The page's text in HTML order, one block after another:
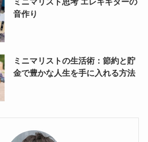
音作り
ミニマリストの生活術：節約と貯
金で豊かな人生を手に入れる方法